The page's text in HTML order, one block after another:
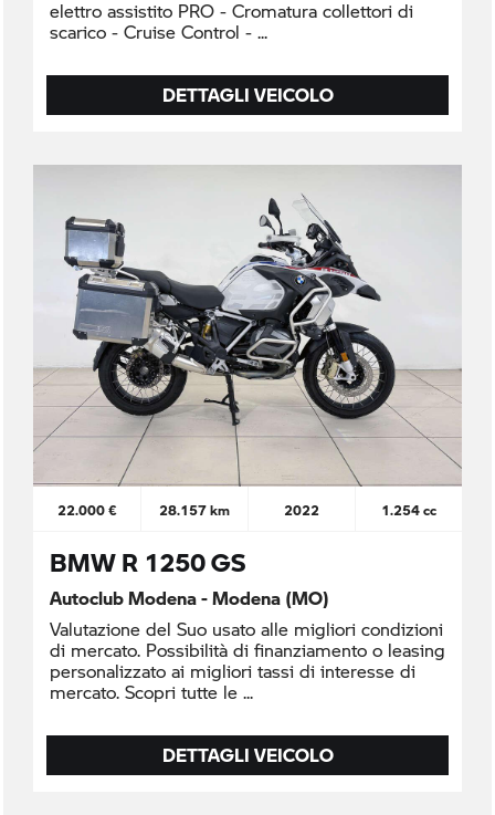
elettro assistito PRO - Cromatura collettori di
scarico - Cruise Control -
DETTAGLI VEICOLO
22.000 € 28.157 km 2022 1.254 cc
BMW R 1250 GS
Autoclub Modena - Modena (MO)
Valutazione del Suo usato alle migliori condizioni
di mercato. Possibilità di finanziamento o leasing
personalizzato ai migliori tassi di interesse di
mercato. Scopri tutte le
DETTAGLI VEICOLO